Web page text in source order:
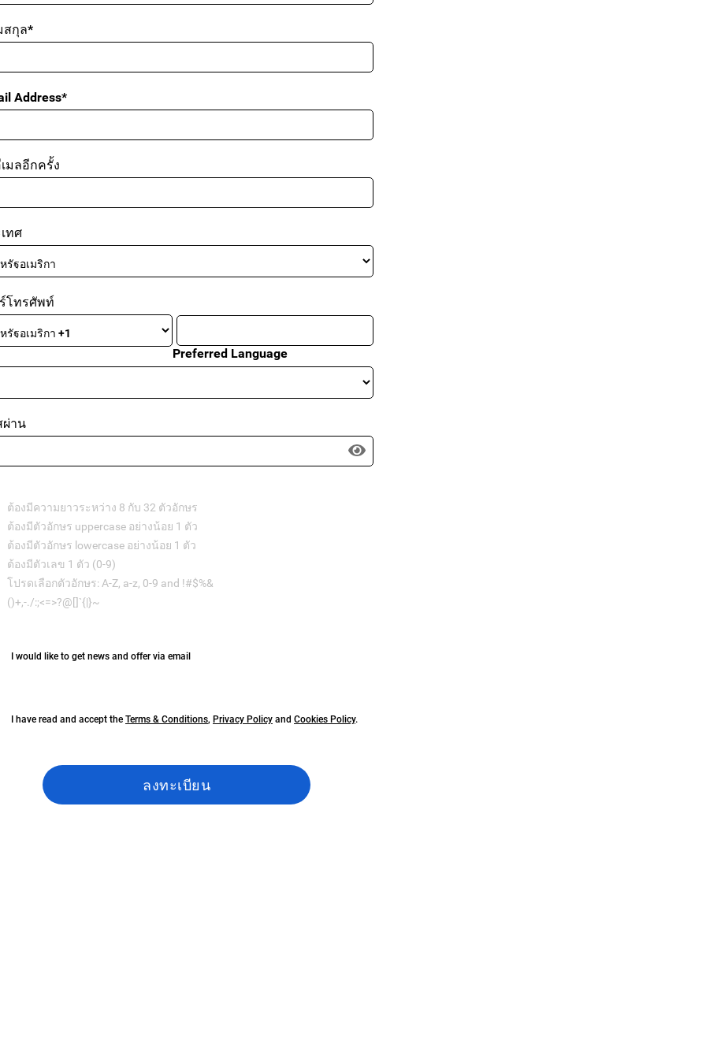
สกุล*
Address*
มลอีกครั้ง
ทศ
โทรศัพท์
Preferred Language
าน
ต้องมีความยาวระหว่าง 8 กับ 32 ตัวอักษร
ต้องมีตัวอักษร uppercase อย่างน้อย 1 ตัว
ต้องมีตัวอักษร lowercase อย่างน้อย 1 ตัว
ต้องมีตัวเลข 1 ตัว (0-9)
โปรดเลือกตัวอักษร: A-Z, a-z, 0-9 and !#$%&
()+,-./:;<=>?@[]`{|}~
I would like to get news and offer via email
I have read and accept the Terms & Conditions, Privacy Policy and Cookies Policy.
ลงทะเบียน